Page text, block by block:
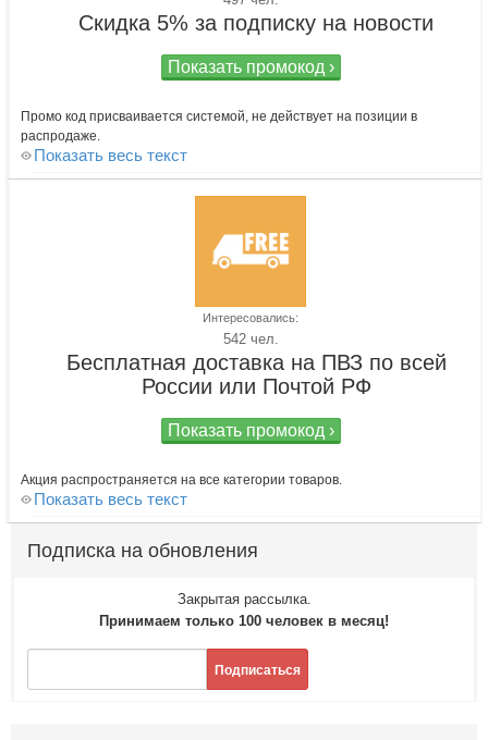
Скидка 5% за подписку на новости
Показать промокод ›
Промо код присваивается системой, не действует на позиции в
распродаже.
Показать весь текст
Интересовались:
542 чел.
Бесплатная доставка на ПВЗ по всей
России или Почтой РФ
Показать промокод ›
Акция распространяется на все категории товаров.
Показать весь текст
Подписка на обновления
Закрытая рассылка.
Принимаем только 100 человек в месяц!
Подписаться